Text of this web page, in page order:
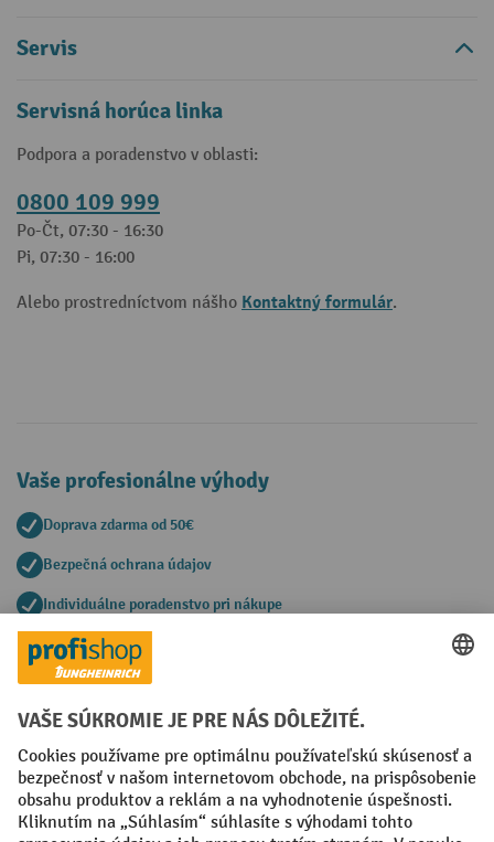
Servis
Servisná horúca linka
Podpora a poradenstvo v oblasti:
0800 109 999
Po-Čt, 07:30 - 16:30
Pi, 07:30 - 16:00
Alebo prostredníctvom nášho Kontaktný formulár.
Vaše profesionálne výhody
Doprava zdarma od 50€
Bezpečná ochrana údajov
Individuálne poradenstvo pri nákupe
Spôsoby platby
Faktúra Predplatba